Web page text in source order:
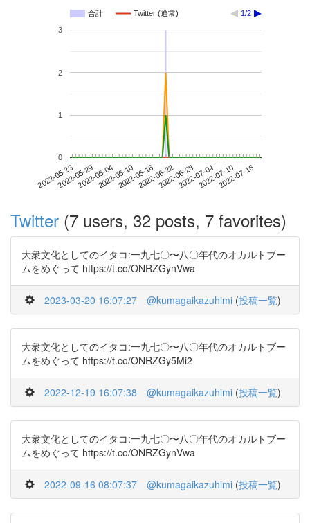
合計 Twitter (通常) 1/2
2022-05-232022-05-292022-06-042022-06-102022-06-162022-06-222022-06-282022-07-042022-07-102022-07-16
0
1
2
3
Twitter (7 users, 32 posts, 7 favorites)
大衆文化としてのイタコ:一九七〇〜八〇年代のオカルトブー
ムをめぐって https://t.co/ONRZGynVwa
2023-03-20 16:07:27 @kumagaikazuhimi (投稿一覧)
大衆文化としてのイタコ:一九七〇〜八〇年代のオカルトブー
ムをめぐって https://t.co/ONRZGy5Mi2
2022-12-19 16:07:38 @kumagaikazuhimi (投稿一覧)
大衆文化としてのイタコ:一九七〇〜八〇年代のオカルトブー
ムをめぐって https://t.co/ONRZGynVwa
2022-09-16 08:07:37 @kumagaikazuhimi (投稿一覧)